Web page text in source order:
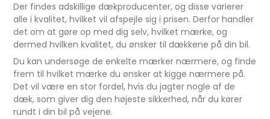
Der findes adskillige dækproducenter, og disse varierer
alle i kvalitet, hvilket vil afspejle sig i prisen. Derfor handler
det om at gøre op med dig selv, hvilket mærke, og
dermed hvilken kvalitet, du ønsker til dækkene på din bil.
Du kan undersøge de enkelte mærker nærmere, og finde
frem til hvilket mærke du ønsker at kigge nærmere på.
Det vil være en stor fordel, hvis du jagter nogle af de
dæk, som giver dig den højeste sikkerhed, når du kører
rundt i din bil på vejene.